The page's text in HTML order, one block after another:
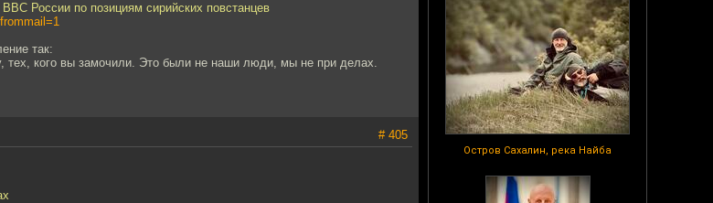
Остров Сахалин, река Найба
России по позициям сирийских повстанцев
так:
кого вы замочили. Это были не наши люди, мы не при делах.
# 405